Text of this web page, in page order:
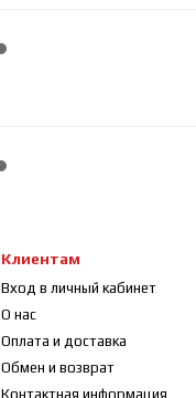
Клиентам
Вход в личный кабинет
О нас
Оплата и доставка
Обмен и возврат
Контактная информация